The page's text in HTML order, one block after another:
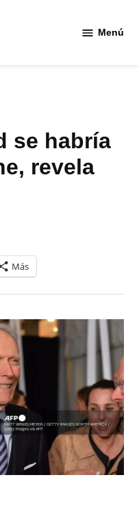
Menú
se habría
revela
Más